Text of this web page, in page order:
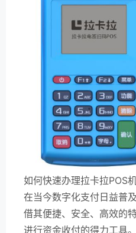
如何快速办理拉卡拉POS
在当今数字化支付日益普
借其便捷、安全、高效的
进行资金收付的得力工具